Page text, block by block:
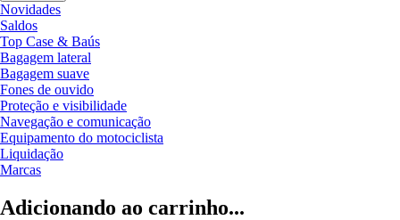
Novidades
Saldos
Top Case & Baús
Bagagem lateral
Bagagem suave
Fones de ouvido
Proteção e visibilidade
Navegação e comunicação
Equipamento do motociclista
Liquidação
Marcas
Adicionando ao carrinho...